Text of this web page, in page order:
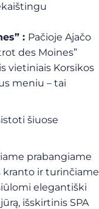
: Pačioje Ajačo
des Moines”
vietiniais Korsikos
meniu – tai
šiuose
prabangiame
kranto ir turinčiame
elegantiški
išskirtinis SPA